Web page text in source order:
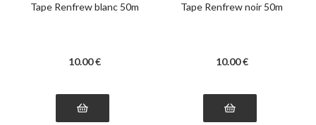
Tape Renfrew blanc 50m
10.00 €
Tape Renfrew noir 50m
10.00 €